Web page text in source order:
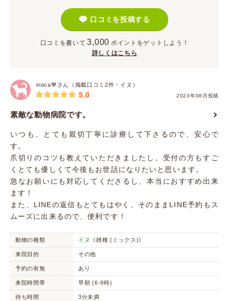
口コミを投稿する
口コミを書いて 3,000 ポイント をゲットしよう！
詳しくはこちら
moca🤎さん（掲載口コミ2件・イヌ）
2023年08月投稿
5.0
素敵な動物病院です。
いつも、とても親切丁寧に診療して下さるので、安心で
す。
爪切りのコツも教えていただきましたし、受付の方もすご
くとても優しくて今後もお世話になりたいと思います。
急なお願いにも対応してくださるし、本当におすすめ出来
ます！
また、LINEの返信もとてもはやく、そのままLINE予約もス
ムーズに出来るので、便利です！
動物の種類 イヌ 《雑種 (ミックス)》
来院目的 その他
予約の有無 あり
来院時間帯 早朝 (6-9時)
待ち時間 3分未満